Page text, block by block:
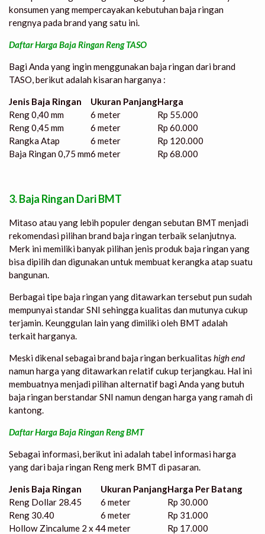
konsumen yang mempercayakan kebutuhan baja ringan
rengnya pada brand yang satu ini.
Daftar Harga Baja Ringan Reng TASO
Bagi Anda yang ingin menggunakan baja ringan dari brand
TASO, berikut adalah kisaran harganya :
Jenis Baja Ringan Ukuran PanjangHarga
Reng 0,40 mm
6 meter
Rp 55.000
Reng 0,45 mm
6 meter
Rp 60.000
Rangka Atap
6 meter
Rp 120.000
Baja Ringan 0,75 mm6 meter Rp 68.000
3. Baja Ringan Dari BMT
Mitaso atau yang lebih populer dengan sebutan BMT menjadi
rekomendasi pilihan brand baja ringan terbaik selanjutnya.
Merk ini memiliki banyak pilihan jenis produk baja ringan yang
bisa dipilih dan digunakan untuk membuat kerangka atap suatu
bangunan.
Berbagai tipe baja ringan yang ditawarkan tersebut pun sudah
mempunyai standar SNI sehingga kualitas dan mutunya cukup
terjamin. Keunggulan lain yang dimiliki oleh BMT adalah
terkait harganya.
Meski dikenal sebagai brand baja ringan berkualitas high end
namun harga yang ditawarkan relatif cukup terjangkau. Hal ini
membuatnya menjadi pilihan alternatif bagi Anda yang butuh
baja ringan berstandar SNI namun dengan harga yang ramah di
kantong.
Daftar Harga Baja Ringan Reng BMT
Sebagai informasi, berikut ini adalah tabel informasi harga
yang dari baja ringan Reng merk BMT di pasaran.
Jenis Baja Ringan Ukuran PanjangHarga Per Batang
Reng Dollar 28.45
6 meter
Rp 30.000
Reng 30.40
6 meter
Rp 31.000
Hollow Zincalume 2 x 44 meter
Rp 17.000